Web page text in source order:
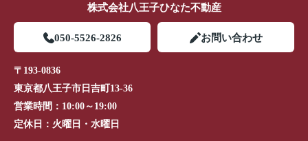
株式会社八王子ひなた不動産
050-5526-2826 お問い合わせ
〒193-0836
東京都八王子市日吉町13-36
営業時間： 10:00～19:00
定休日： 火曜日・水曜日